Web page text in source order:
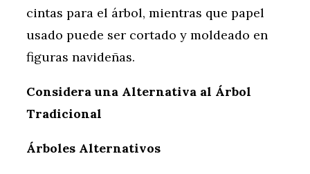
cintas para el árbol, mientras que papel
usado puede ser cortado y moldeado en
figuras navideñas.
Considera una Alternativa al Árbol
Tradicional
Árboles Alternativos